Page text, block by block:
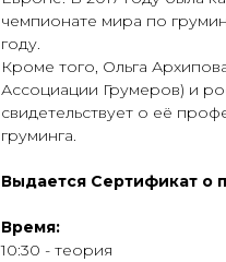
чемпионате мира по
году.
Кроме того, Ольга
Ассоциации Грумеров) и
свидетельствует о её
груминга.
Выдается Сертификат о
Время:
10:30 - теория